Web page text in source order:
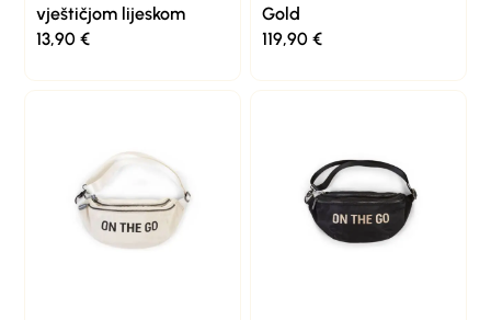
vještičjom lijeskom
13,90€
Gold
119,90 €